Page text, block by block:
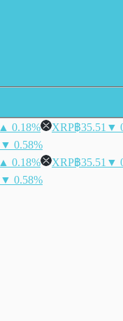
▲ 0.18% XRP฿35.51 ▼
▼ 0.58%
▲ 0.18% XRP฿35.51 ▼
▼ 0.58%